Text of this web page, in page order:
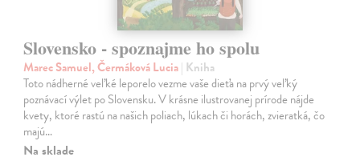
Slovensko - spoznajme ho spolu
Marec Samuel, Čermáková Lucia| Kniha
Toto nádherné veľké leporelo vezme vaše dieťa na prvý veľký
poznávací výlet po Slovensku. V krásne ilustrovanej prírode nájde
kvety, ktoré rastú na našich poliach, lúkach či horách, zvieratká, čo
majú…
Na sklade